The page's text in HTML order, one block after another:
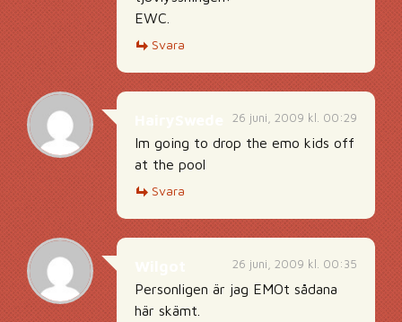
EWC.
Svara
26 juni, 2009 kl. 00:29
Im going to drop the emo kids off
at the pool
Svara
26 juni, 2009 kl. 00:35
Personligen är jag EMOt sådana
här skämt.